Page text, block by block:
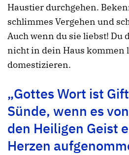
Haustier durchgehen.
schlimmes Vergehen und
Auch wenn du sie liebst! Du
nicht in dein Haus kommen
domestizieren.
„Gottes Wort ist
Sünde, wenn es
den Heiligen Geist
Herzen